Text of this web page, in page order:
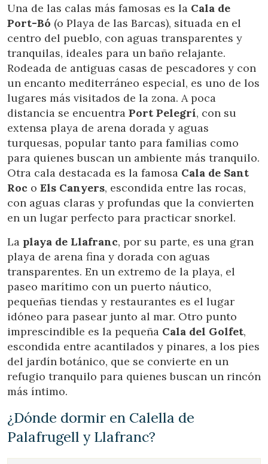
Una de las calas más famosas es la Cala de
Port-Bó (o Playa de las Barcas), situada en el
centro del pueblo, con aguas transparentes y
tranquilas, ideales para un baño relajante.
Rodeada de antiguas casas de pescadores y con
un encanto mediterráneo especial, es uno de los
lugares más visitados de la zona. A poca
distancia se encuentra Port Pelegrí, con su
extensa playa de arena dorada y aguas
turquesas, popular tanto para familias como
para quienes buscan un ambiente más tranquilo.
Otra cala destacada es la famosa Cala de Sant
Roc o Els Canyers, escondida entre las rocas,
con aguas claras y profundas que la convierten
en un lugar perfecto para practicar snorkel.
La playa de Llafranc, por su parte, es una gran
playa de arena fina y dorada con aguas
transparentes. En un extremo de la playa, el
paseo marítimo con un puerto náutico,
pequeñas tiendas y restaurantes es el lugar
idóneo para pasear junto al mar. Otro punto
imprescindible es la pequeña Cala del Golfet,
escondida entre acantilados y pinares, a los pies
del jardín botánico, que se convierte en un
refugio tranquilo para quienes buscan un rincón
más íntimo.
¿Dónde dormir en Calella de
Palafrugell y Llafranc?